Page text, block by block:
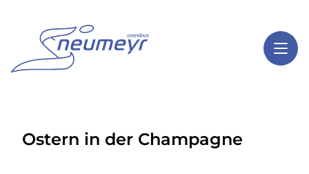
Highlights
Ostern in der Champagne